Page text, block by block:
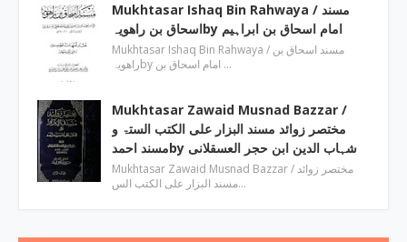
Mukhtasar Ishaq Bin Rahwaya ‎/ مسند
اسحاق بن راھویہby ‎امام اسحاق بن ابراہیم
Mukhtasar Ishaq Bin Rahwaya ‎/ مسند اسحاق بن
راھویہby ‎امام اسحاق بن …
Mukhtasar Zawaid Musnad Bazzar ‎/
مختصر زوائد مسند البزار علی الکتب الستۃ و
مسند احمدby ‎شہاب الدین ابن حجر العسقلانی
Mukhtasar Zawaid Musnad Bazzar ‎/ مختصر زوائد
مسند البزار علی الکتب الس…